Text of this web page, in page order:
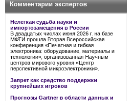
Комментарии экспертов
Нелегкая судьба науки и
импортозамещения в России
В двадцатых числах июня 2026 г. на базе
МФТИ прошла Вторая Всероссийская
конференция «Печатная и гибкая
электроника: оборудование, материалы и
технологии», организованная Научным
центров мирового уровня «Центр
перспективной микроэлектроники».
Запрет как средство поддержки
крупнейших игроков
Прогнозы Gartner в области данных и